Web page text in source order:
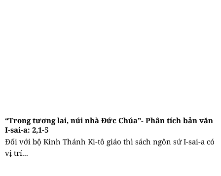
“Trong tương lai, núi nhà Đức Chúa”- Phân tích bản văn
I-sai-a: 2,1-5
Đối với bộ Kinh Thánh Ki-tô giáo thì sách ngôn sứ I-sai-a có
vị trí...